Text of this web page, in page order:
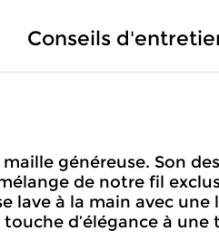
généreuse. Son
de notre fil
à la main avec
d’élégance à une
Conseils